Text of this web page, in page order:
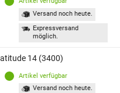
Versand noch heute.
Expressversand
möglich.
14 (3400)
Artikel verfügbar
Versand noch heute.